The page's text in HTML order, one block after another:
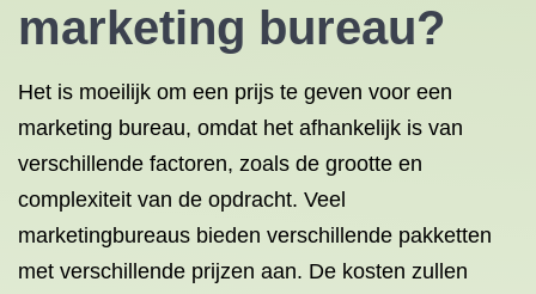
marketing bureau?
Het is moeilijk om een prijs te geven voor een
marketing bureau, omdat het afhankelijk is van
verschillende factoren, zoals de grootte en
complexiteit van de opdracht. Veel
marketingbureaus bieden verschillende pakketten
met verschillende prijzen aan. De kosten zullen